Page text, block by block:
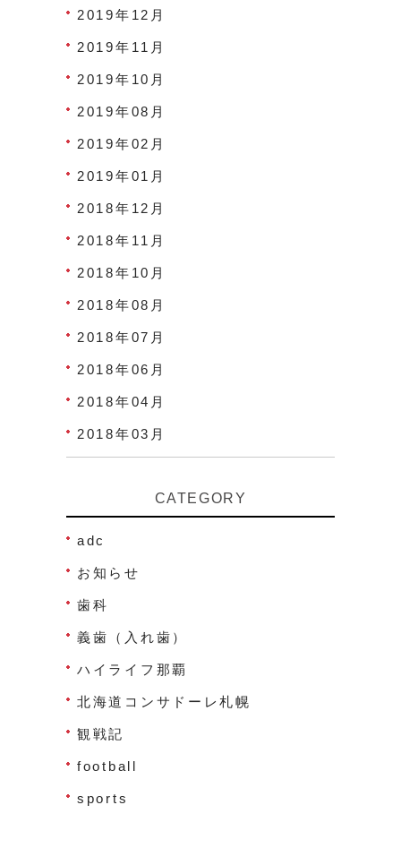
2019年12月
2019年11月
2019年10月
2019年08月
2019年02月
2019年01月
2018年12月
2018年11月
2018年10月
2018年08月
2018年07月
2018年06月
2018年04月
2018年03月
CATEGORY
adc
お知らせ
歯科
義歯（入れ歯）
ハイライフ那覇
北海道コンサドーレ札幌
観戦記
football
sports